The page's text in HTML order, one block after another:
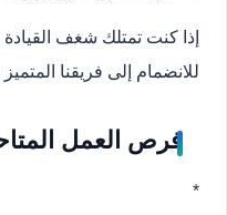
إذا كنت تمتلك شغف
للانضمام إلى فريقنا
فرص العمل
*